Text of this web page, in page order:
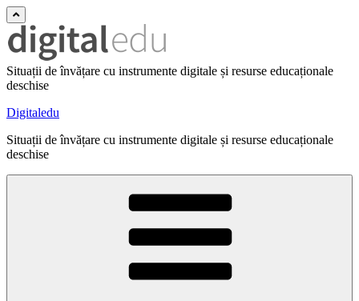
Situații de învățare cu instrumente digitale și resurse educaționale
deschise
Digitaledu
Situații de învățare cu instrumente digitale și resurse educaționale
deschise